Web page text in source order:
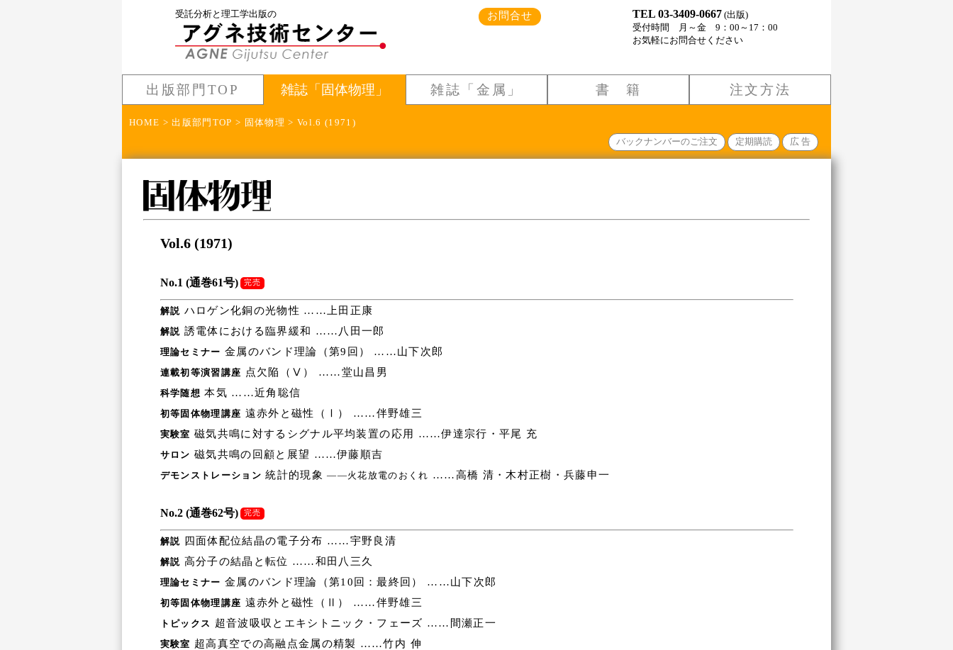
受託分析と理工学出版の お問合せ TEL 03-3409-0667(出版)
受付時間 月～金 9：00～17：00
お気軽にお問合せください
出版部門TOP 雑誌「固体物理」 雑誌「金属」 書 籍 注文方法
HOME >出版部門TOP > 固体物理 > Vol.6 (1971)
バックナンバーのご注文
定期購読 広 告
Vol.6 (1971)
No.1 (通巻61号) 完売
解説 ハロゲン化銅の光物性 ……上田正康
解説 誘電体における臨界緩和 ……八田一郎
理論セミナー 金属のバンド理論（第9回） ……山下次郎
連載初等演習講座 点欠陥（Ⅴ） ……堂山昌男
科学随想 本気 ……近角聡信
初等固体物理講座 遠赤外と磁性（Ⅰ） ……伴野雄三
実験室 磁気共鳴に対するシグナル平均装置の応用 ……伊達宗行・平尾 充
サロン 磁気共鳴の回顧と展望 ……伊藤順吉
デモンストレーション 統計的現象――火花放電のおくれ ……高橋 清・木村正樹・兵藤申一
No.2 (通巻62号) 完売
解説 四面体配位結晶の電子分布 ……宇野良清
解説 高分子の結晶と転位 ……和田八三久
理論セミナー 金属のバンド理論（第10回：最終回） ……山下次郎
初等固体物理講座 遠赤外と磁性（Ⅱ） ……伴野雄三
トピックス 超音波吸収とエキシトニック・フェーズ ……間瀬正一
実験室 超高真空での高融点金属の精製 ……竹内 伸